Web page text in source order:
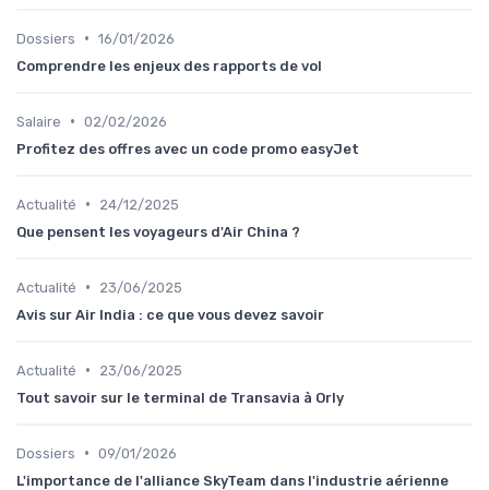
Dossiers • 16/01/2026
Comprendre les enjeux des rapports de vol
Salaire • 02/02/2026
Profitez des offres avec un code promo easyJet
Actualité •
24/12/2025
Que pensent les voyageurs d'Air China ?
Actualité •
23/06/2025
Avis sur Air India : ce que vous devez savoir
Actualité •
23/06/2025
Tout savoir sur le terminal de Transavia à Orly
Dossiers • 09/01/2026
L'importance de l'alliance SkyTeam dans l'industrie aérienne